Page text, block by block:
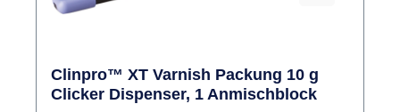
Clinpro™ XT Varnish Packung 10 g
Clicker Dispenser, 1 Anmischblock